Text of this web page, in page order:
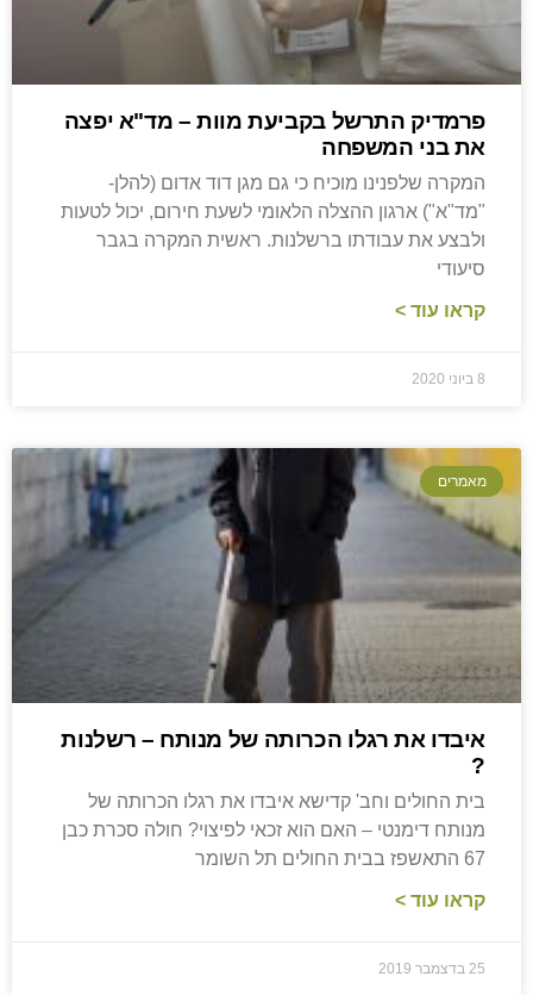
פרמדיק התרשל בקביעת מוות – מד"א יפצה
את בני המשפחה
המקרה שלפנינו מוכיח כי גם מגן דוד אדום (להלן-
"מד"א") ארגון ההצלה הלאומי לשעת חירום, יכול לטעות
ולבצע את עבודתו ברשלנות. ראשית המקרה בגבר
סיעודי
קראו עוד >
8 ביוני 2020
מאמרים
איבדו את רגלו הכרותה של מנותח – רשלנות
?
בית החולים וחב' קדישא איבדו את רגלו הכרותה של
מנותח דימנטי – האם הוא זכאי לפיצוי? חולה סכרת כבן
67 התאשפז בבית החולים תל השומר
קראו עוד >
25 בדצמבר 2019